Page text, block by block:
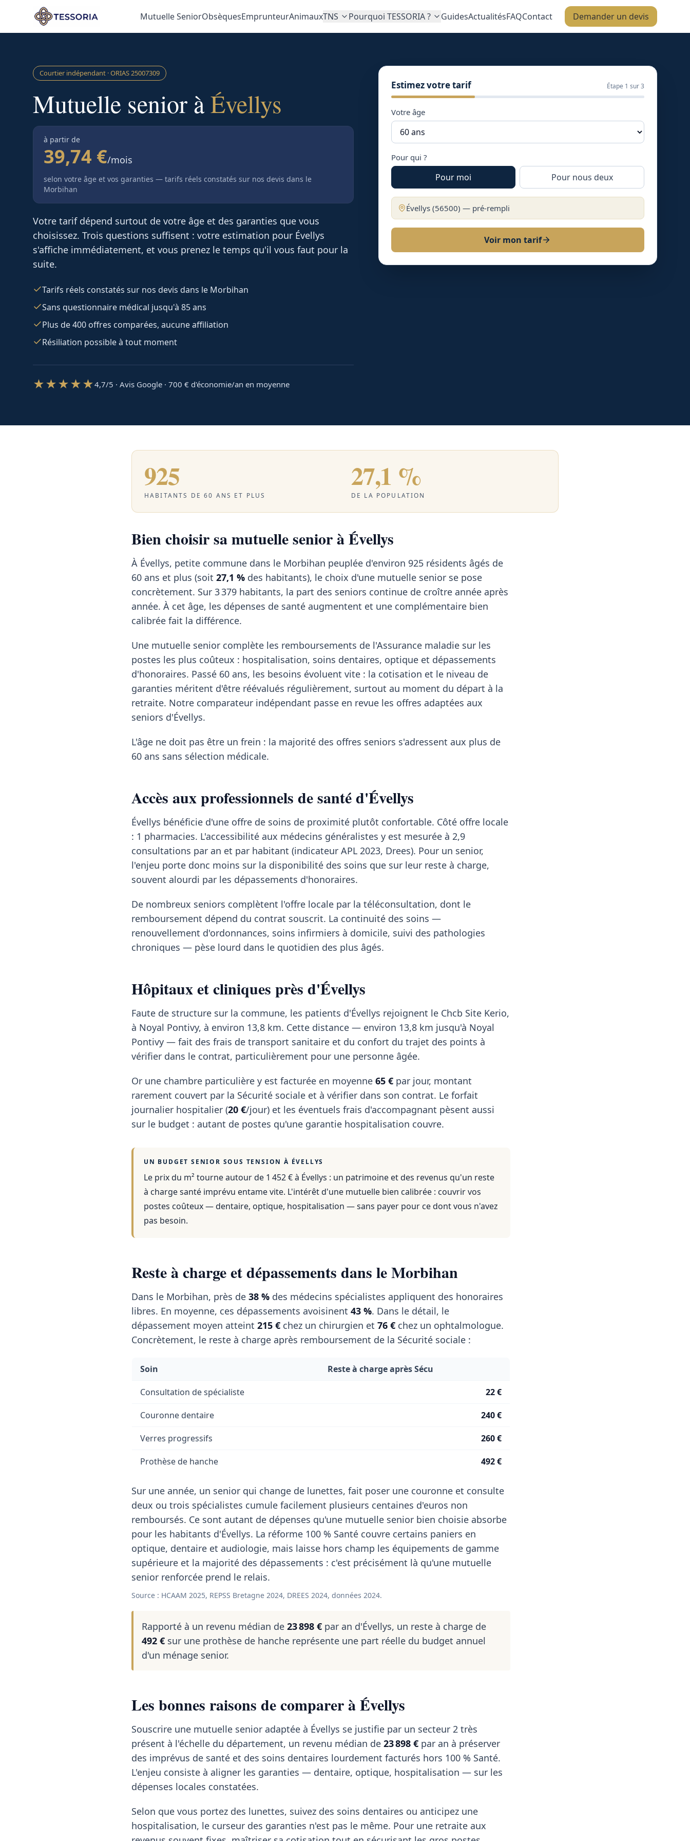
Aller au contenu principal
Mutuelle SeniorObsèquesEmprunteurAnimauxTNS Pourquoi TESSORIA ? GuidesActualitésFAQContact Demander un devis
Courtier indépendant · ORIAS25007309
Mutuelle senior àÉvellys
à partir de
39,74 €/mois
selon votre âge et vos garanties — tarifs réels constatés sur nos devis dans le
Morbihan
Votre tarif dépend surtout de votre âge et des garanties que vous
choisissez. Trois questions suffisent : votre estimation pour Évellys
s'affiche immédiatement, et vous prenez le temps qu'il vous faut pour la
suite.
Tarifs réels constatés sur nos devis dans le Morbihan
Sans questionnaire médical jusqu'à 85 ans
Plus de 400 offres comparées, aucune affiliation
Résiliation possible à tout moment
★★★★★4,7/5 · Avis Google · 700 € d'économie/an en moyenne
Estimez votre tarif Étape 1 sur 3
Votre âge
Pour qui ?
Pour moi Pour nous deux
Évellys(56500) — pré-rempli
Voir mon tarif
925
HABITANTS DE 60 ANS ET PLUS
27,1 %
DE LA POPULATION
Bien choisir sa mutuelle senior à Évellys
À Évellys, petite commune dans le Morbihan peuplée d'environ 925 résidents âgés de
60 ans et plus (soit 27,1 % des habitants), le choix d'une mutuelle senior se pose
concrètement. Sur 3 379 habitants, la part des seniors continue de croître année après
année. À cet âge, les dépenses de santé augmentent et une complémentaire bien
calibrée fait la différence.
Une mutuelle senior complète les remboursements de l'Assurance maladie sur les
postes les plus coûteux : hospitalisation, soins dentaires, optique et dépassements
d'honoraires. Passé 60 ans, les besoins évoluent vite : la cotisation et le niveau de
garanties méritent d'être réévalués régulièrement, surtout au moment du départ à la
retraite. Notre comparateur indépendant passe en revue les offres adaptées aux
seniors d'Évellys.
L'âge ne doit pas être un frein : la majorité des offres seniors s'adressent aux plus de
60 ans sans sélection médicale.
Accès aux professionnels de santé d'Évellys
Évellys bénéficie d'une offre de soins de proximité plutôt confortable. Côté offre locale
: 1 pharmacies. L'accessibilité aux médecins généralistes y est mesurée à 2,9
consultations par an et par habitant (indicateur APL 2023, Drees). Pour un senior,
l'enjeu porte donc moins sur la disponibilité des soins que sur leur reste à charge,
souvent alourdi par les dépassements d'honoraires.
De nombreux seniors complètent l'offre locale par la téléconsultation, dont le
remboursement dépend du contrat souscrit. La continuité des soins —
renouvellement d'ordonnances, soins infirmiers à domicile, suivi des pathologies
chroniques — pèse lourd dans le quotidien des plus âgés.
Hôpitaux et cliniques près d'Évellys
Faute de structure sur la commune, les patients d'Évellys rejoignent le Chcb Site Kerio,
à Noyal Pontivy, à environ 13,8 km. Cette distance — environ 13,8 km jusqu'à Noyal
Pontivy — fait des frais de transport sanitaire et du confort du trajet des points à
vérifier dans le contrat, particulièrement pour une personne âgée.
Or une chambre particulière y est facturée en moyenne 65 € par jour, montant
rarement couvert par la Sécurité sociale et à vérifier dans son contrat. Le forfait
journalier hospitalier (20 €/jour) et les éventuels frais d'accompagnant pèsent aussi
sur le budget : autant de postes qu'une garantie hospitalisation couvre.
UN BUDGET SENIOR SOUS TENSION À ÉVELLYS
Le prix du m² tourne autour de 1 452 €à Évellys : un patrimoine et des revenus qu'un reste
à charge santé imprévu entame vite. L'intérêt d'une mutuelle bien calibrée : couvrir vos
postes coûteux — dentaire, optique, hospitalisation — sans payer pour ce dont vous n'avez
pas besoin.
Reste à charge et dépassements dans le Morbihan
Dans le Morbihan, près de 38 % des médecins spécialistes appliquent des honoraires
libres. En moyenne, ces dépassements avoisinent 43 %. Dans le détail, le
dépassement moyen atteint 215 € chez un chirurgien et 76 € chez un ophtalmologue.
Concrètement, le reste à charge après remboursement de la Sécurité sociale :
Soin Reste à charge après Sécu
Consultation de spécialiste 22 €
Couronne dentaire 240 €
Verres progressifs 260 €
Prothèse de hanche 492 €
Sur une année, un senior qui change de lunettes, fait poser une couronne et consulte
deux ou trois spécialistes cumule facilement plusieurs centaines d'euros non
remboursés. Ce sont autant de dépenses qu'une mutuelle senior bien choisie absorbe
pour les habitants d'Évellys. La réforme 100 % Santé couvre certains paniers en
optique, dentaire et audiologie, mais laisse hors champ les équipements de gamme
supérieure et la majorité des dépassements : c'est précisément là qu'une mutuelle
senior renforcée prend le relais.
Source : HCAAM 2025, REPSS Bretagne 2024, DREES 2024, données 2024.
Rapporté à un revenu médian de 23 898 € par an d'Évellys, un reste à charge de
492 € sur une prothèse de hanche représente une part réelle du budget annuel
d'un ménage senior.
Les bonnes raisons de comparer à Évellys
Souscrire une mutuelle senior adaptée à Évellys se justifie par un secteur 2 très
présent à l'échelle du département, un revenu médian de 23 898 € par an à préserver
des imprévus de santé et des soins dentaires lourdement facturés hors 100 % Santé.
L'enjeu consiste à aligner les garanties — dentaire, optique, hospitalisation — sur les
dépenses locales constatées.
Selon que vous portez des lunettes, suivez des soins dentaires ou anticipez une
hospitalisation, le curseur des garanties n'est pas le même. Pour une retraite aux